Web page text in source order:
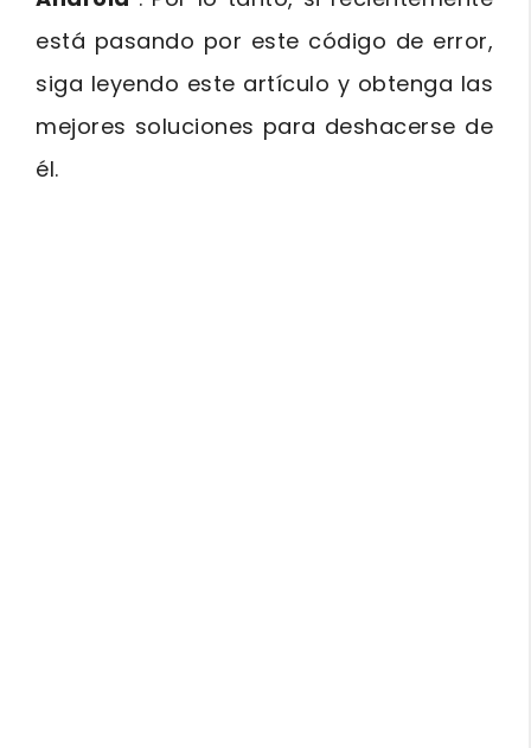
está pasando por este código de error,
siga leyendo este artículo y obtenga las
mejores soluciones para deshacerse de
él.